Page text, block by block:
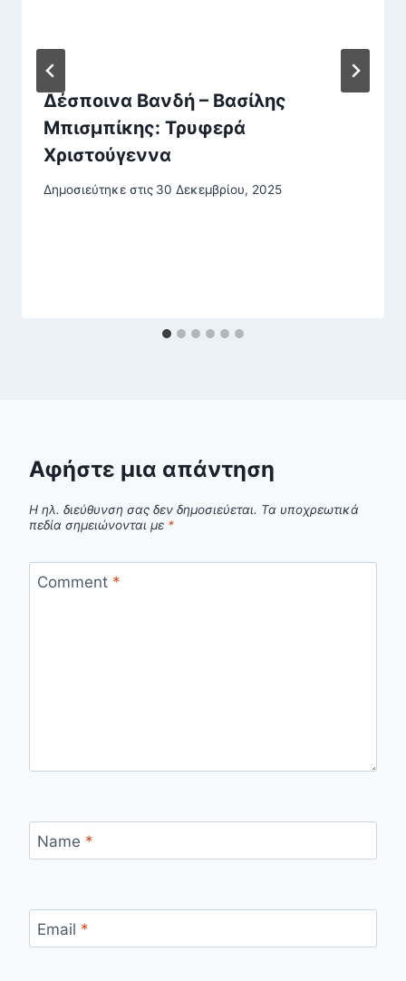
Δέσποινα Βανδή – Βασίλης
Μπισμπίκης: Τρυφερά
Χριστούγεννα
Δημοσιεύτηκε στις 30 Δεκεμβρίου, 2025
Αφήστε μια απάντηση
Η ηλ. διεύθυνση σας δεν δημοσιεύεται. Τα υποχρεωτικά
πεδία σημειώνονται με *
Comment *
Name *
Email *